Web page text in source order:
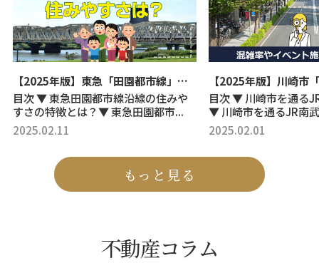
【2025年版】東急「田園都市線」沿線の住みやすさ！特徴やおすすめの駅をご紹介
目次 ▼ 東急田園都市線沿線の住みや
すさの特徴とは？▼ 東急田園都市...
2025.02.11
目次 ▼ 川崎市を通る
▼ 川崎市を通るJR南
2025.02.01
もっと見る
不動産コラム